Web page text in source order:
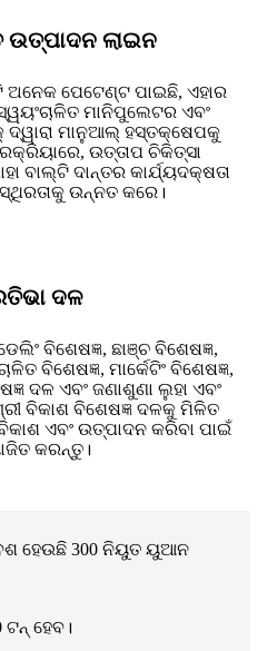
ଉତ୍ପାଦନ ଲାଇନ
ଅନେକ ପେଟେଣ୍ଟ ପାଇଛି, ଏହାର
ମାନିପୁଲେଟର ଏବଂ
ଦ୍ୱାରା ମାନୁଆଲ୍ ହସ୍ତକ୍ଷେପକୁ
ଉତ୍ତାପ ଚିକିତ୍ସା
ବାଲ୍ଟି ଦାନ୍ତର କାର୍ଯ୍ୟଦକ୍ଷତା
ଉନ୍ନତ କରେ।
ଦଳ
ବିଶେଷଜ୍ଞ, ଛାଞ୍ଚ ବିଶେଷଜ୍ଞ,
ବିଶେଷଜ୍ଞ, ମାର୍କେଟିଂ ବିଶେଷଜ୍ଞ,
ଦଳ ଏବଂ ଜଣାଶୁଣା ଲୁହା ଏବଂ
ବିକାଶ ବିଶେଷଜ୍ଞ ଦଳକୁ ମିଳିତ
ଏବଂ ଉତ୍ପାଦନ କରିବା ପାଇଁ
କରନ୍ତୁ।
ହେଉଛି 300 ନିୟୁତ ୟୁଆନ
ଟନ୍ ହେବ।